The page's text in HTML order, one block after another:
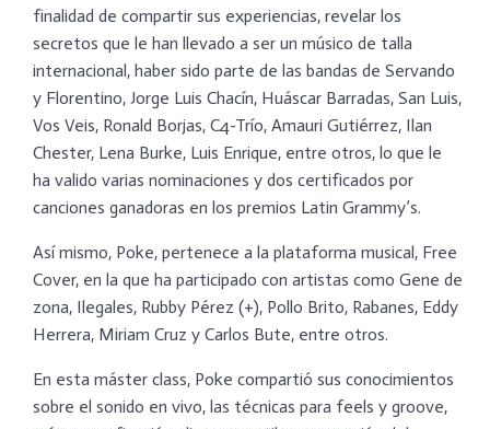
finalidad de compartir sus experiencias, revelar los
secretos que le han llevado a ser un músico de talla
internacional, haber sido parte de las bandas de Servando
y Florentino, Jorge Luis Chacín, Huáscar Barradas, San Luis,
Vos Veis, Ronald Borjas, C4-Trío, Amauri Gutiérrez, Ilan
Chester, Lena Burke, Luis Enrique, entre otros, lo que le
ha valido varias nominaciones y dos certificados por
canciones ganadoras en los premios Latin Grammy’s.
Así mismo, Poke, pertenece a la plataforma musical, Free
Cover, en la que ha participado con artistas como Gene de
zona, Ilegales, Rubby Pérez (+), Pollo Brito, Rabanes, Eddy
Herrera, Miriam Cruz y Carlos Bute, entre otros.
En esta máster class, Poke compartió sus conocimientos
sobre el sonido en vivo, las técnicas para feels y groove,